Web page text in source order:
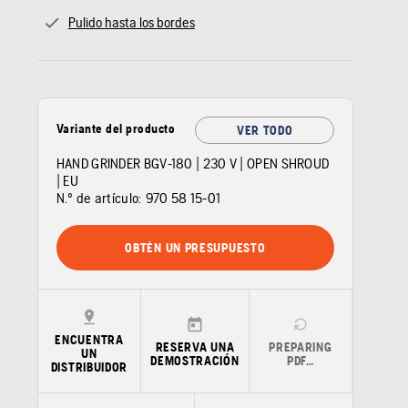
Pulido hasta los bordes
Variante del producto VER TODO
HAND GRINDER BGV-180 | 230 V | OPEN SHROUD
| EU
N.º de artículo: 970 58 15‑01
OBTÉN UN PRESUPUESTO
ENCUENTRA
UN
DISTRIBUIDOR
RESERVA UNA
DEMOSTRACIÓN
PREPARING
PDF…